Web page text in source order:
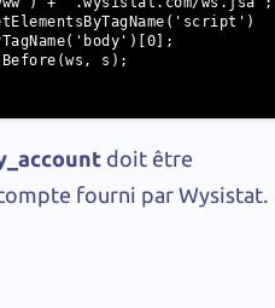
doit être
fourni par Wysistat.